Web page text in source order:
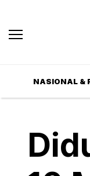
NASIONAL &